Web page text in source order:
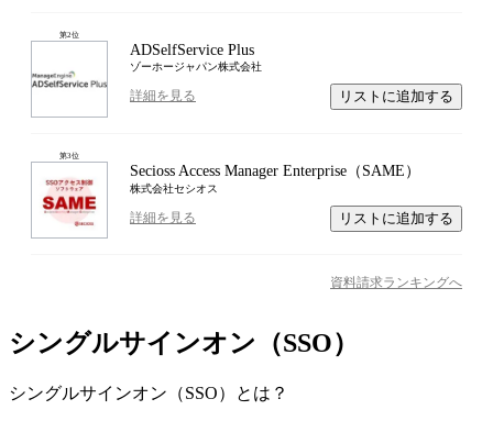
第2位
ADSelfService Plus
ゾーホージャパン株式会社
詳細を見る リストに追加する
第3位
Secioss Access Manager Enterprise（SAME）
株式会社セシオス
詳細を見る リストに追加する
資料請求ランキングへ
シングルサインオン（SSO）
シングルサインオン（SSO） とは？